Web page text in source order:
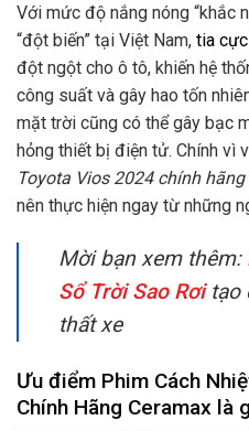
Với mức độ nắng nóng “khắc
“đột biến” tại Việt Nam, tia
đột ngột cho ô tô, khiến hệ
công suất và gây hao tốn
mặt trời cũng có thể gây bạc
hỏng thiết bị điện tử. Chính vì
Toyota Vios 2024 chính hãng
nên thực hiện ngay từ những
Mời bạn xem thêm:
Sổ Trời Sao Rơitạo
thất xe
Ưu điểm Phim Cách
Chính Hãng Ceramax là